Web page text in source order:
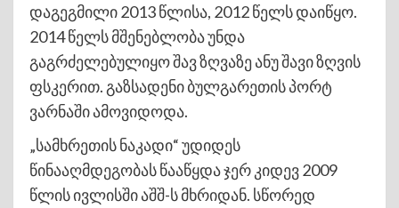
დაგეგმილი 2013 წლისა, 2012 წელს დაიწყო.
2014 წელს მშენებლობა უნდა
გაგრძელებულიყო შავ ზღვაზე ანუ შავი ზღვის
ფსკერით. გაზსადენი ბულგარეთის პორტ
ვარნაში ამოვიდოდა.
„სამხრეთის ნაკადი“ უდიდეს
წინააღმდეგობას წააწყდა ჯერ კიდევ 2009
წლის ივლისში აშშ-ს მხრიდან. სწორედ